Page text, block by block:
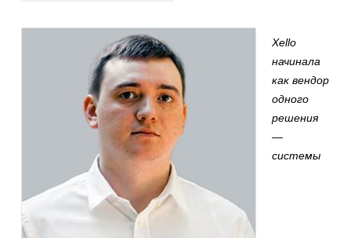
Xello
начинала
как вендор
одного
решения
—
системы